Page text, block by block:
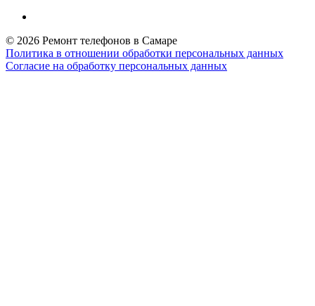
© 2026 Ремонт телефонов в Самаре
Политика в отношении обработки персональных данных
Согласие на обработку персональных данных